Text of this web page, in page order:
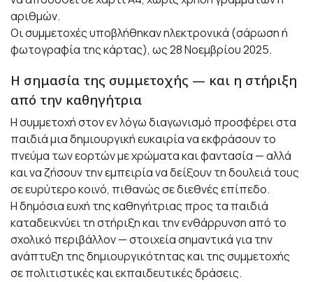
αριθμών.
Οι συμμετοχές υποβλήθηκαν ηλεκτρονικά (σάρωση ή
φωτογραφία της κάρτας), ως 28 Νοεμβρίου 2025.
Η σημασία της συμμετοχής — και η στήριξη
από την καθηγήτρια
Η συμμετοχή στον εν λόγω διαγωνισμό προσφέρει στα
παιδιά μια δημιουργική ευκαιρία να εκφράσουν το
πνεύμα των εορτών με χρώματα και φαντασία — αλλά
και να ζήσουν την εμπειρία να δείξουν τη δουλειά τους
σε ευρύτερο κοινό, πιθανώς σε διεθνές επίπεδο.
Η δημόσια ευχή της καθηγήτριας προς τα παιδιά
καταδεικνύει τη στήριξη και την ενθάρρυνση από το
σχολικό περιβάλλον — στοιχεία σημαντικά για την
ανάπτυξη της δημιουργικότητας και της συμμετοχής
σε πολιτιστικές και εκπαιδευτικές δράσεις.